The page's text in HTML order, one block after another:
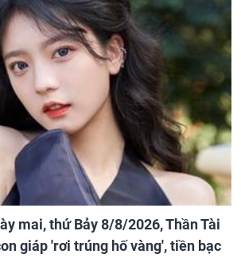
mai, thứ Bảy 8/8/2026, Thần Tài
giáp 'rơi trúng hố vàng', tiền bạc